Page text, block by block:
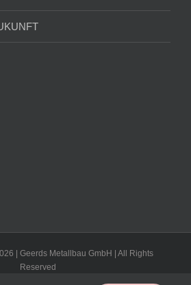
| Geerds Metallbau GmbH | All Rights
Reserved